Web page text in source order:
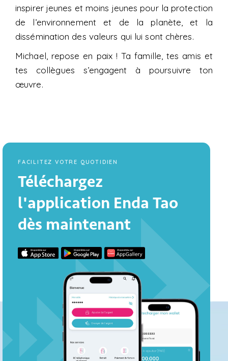
inspirer jeunes et moins jeunes pour la protection
de l’environnement et de la planète, et la
dissémination des valeurs qui lui sont chères.
Michael, repose en paix ! Ta famille, tes amis et
tes collègues s’engagent à poursuivre ton
œuvre.
FACILITEZ VOTRE QUOTIDIEN
Téléchargez
l'application Enda Tao
dès maintenant